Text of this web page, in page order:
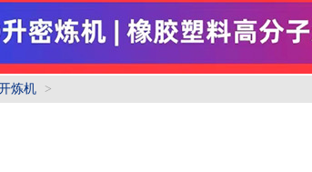
炼机 >